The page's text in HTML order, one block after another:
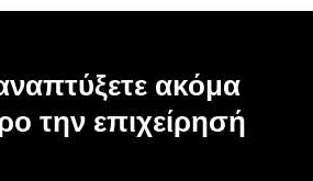
ακόμα
την επιχείρησή